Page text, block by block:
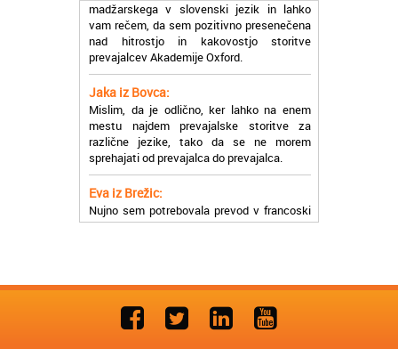
vam rečem, da sem pozitivno presenečena
nad hitrostjo in kakovostjo storitve
prevajalcev Akademije Oxford.
Jaka iz Bovca:
Mislim, da je odlično, ker lahko na enem
mestu najdem prevajalske storitve za
različne jezike, tako da se ne morem
sprehajati od prevajalca do prevajalca.
Eva iz Brežic:
Nujno sem potrebovala prevod v francoski
jezik, na spletu sem našla Oxford, jih
poklicala in v roku nekaj ur sem po
Zoran iz Velenja:
Uslužni, hitri in ljubeznivi, za njih imam
samo pohvalne besede!